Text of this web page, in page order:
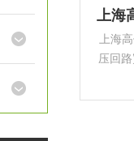
上海
压回